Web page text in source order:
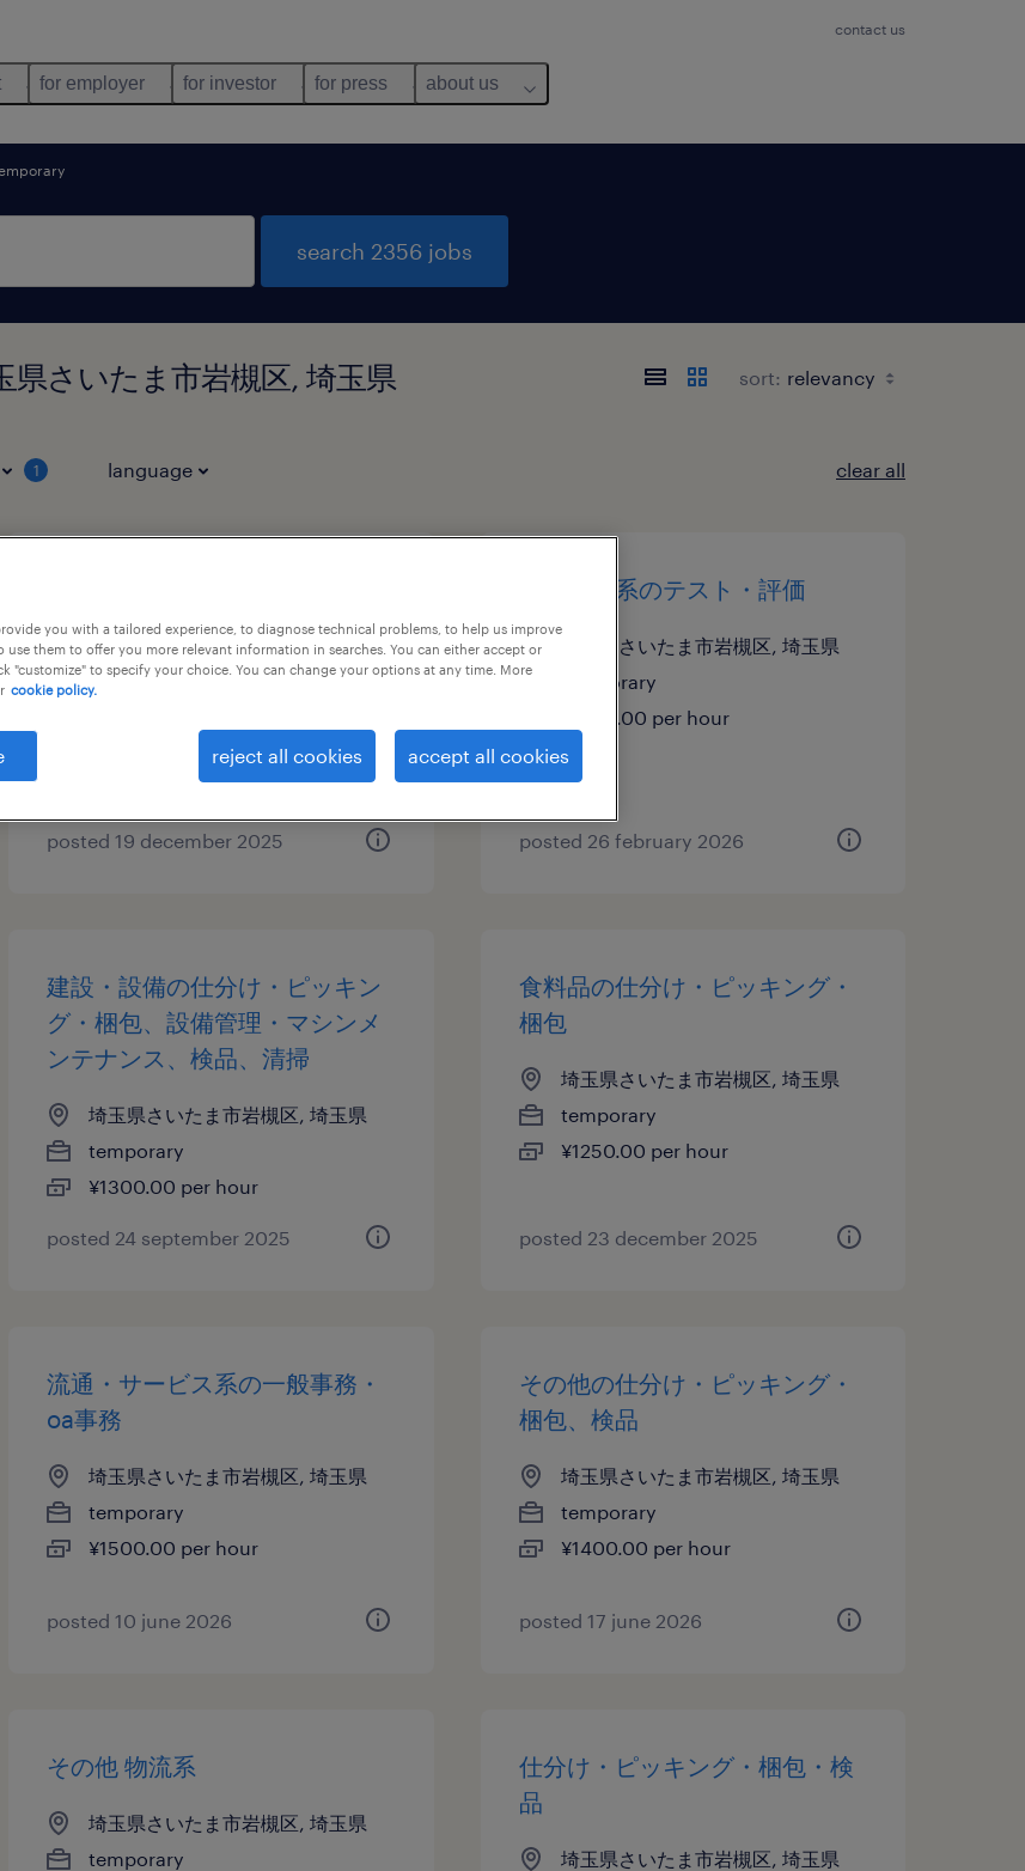
contact us
for employer for investor for press about us
search 2356 jobs
さいたま市岩槻区, 埼玉県 sort:
1 language clear all
宅配・ルート・配送、中型トラ
ック、中型免許、大型免許
¥1840.00 per hour
posted 19 december 2025
メーカー系のテスト・評価
埼玉県さいたま市岩槻区, 埼玉県
temporary
¥1850.00 per hour
posted 26 february 2026
建設・設備の仕分け・ピッキン
グ・梱包、設備管理・マシンメ
ンテナンス、検品、清掃
埼玉県さいたま市岩槻区, 埼玉県
temporary
¥1300.00 per hour
posted 24 september 2025
食料品の仕分け・ピッキング・
梱包
埼玉県さいたま市岩槻区, 埼玉県
temporary
¥1250.00 per hour
posted 23 december 2025
流通・サービス系の一般事務・
oa事務
埼玉県さいたま市岩槻区, 埼玉県
temporary
¥1500.00 per hour
posted 10 june 2026
その他の仕分け・ピッキング・
梱包、検品
埼玉県さいたま市岩槻区, 埼玉県
temporary
¥1400.00 per hour
posted 17 june 2026
その他 物流系
埼玉県さいたま市岩槻区, 埼玉県
temporary
仕分け・ピッキング・梱包・検
品
埼玉県さいたま市岩槻区, 埼玉県
you with a tailored experience, to diagnose technical problems, to help us improve
use them to offer you more relevant information in searches. You can either accept or
"customize" to specify your choice. You can change your options at any time. More
cookie policy.
reject all cookies accept all cookies